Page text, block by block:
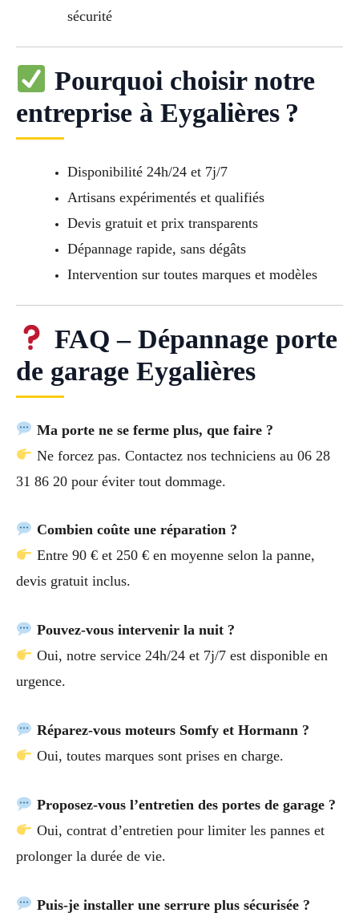
sécurité
Pourquoi choisir notre
entreprise à Eygalières ?
Disponibilité 24h/24 et 7j/7
Artisans expérimentés et qualifiés
Devis gratuit et prix transparents
Dépannage rapide, sans dégâts
Intervention sur toutes marques et modèles
FAQ – Dépannage porte
de garage Eygalières
Ma porte ne se ferme plus, que faire ?
Ne forcez pas. Contactez nos techniciens au 06 28
31 86 20 pour éviter tout dommage.
Combien coûte une réparation ?
Entre 90 € et 250 € en moyenne selon la panne,
devis gratuit inclus.
Pouvez-vous intervenir la nuit ?
Oui, notre service 24h/24 et 7j/7 est disponible en
urgence.
Réparez-vous moteurs Somfy et Hormann ?
Oui, toutes marques sont prises en charge.
Proposez-vous l’entretien des portes de garage ?
Oui, contrat d’entretien pour limiter les pannes et
prolonger la durée de vie.
Puis-je installer une serrure plus sécurisée ?